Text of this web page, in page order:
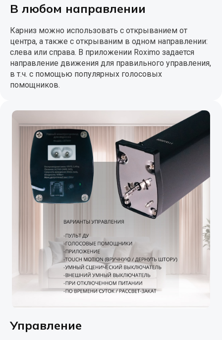
В любом направлении
Карниз можно использовать с открыванием от
центра, а также с открываним в одном направлении:
слева или справа. В приложении Roximo задается
направление движения для правильного управления,
в т.ч. с помощью популярных голосовых
помощников.
Управление